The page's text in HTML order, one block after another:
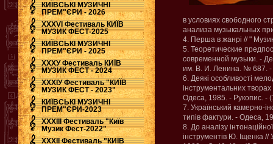
КИЇВСЬКІ МУЗИЧНІ
ПРЕМ"ЄРИ - 2026
ХХХVI Фестиваль КИЇВ
МУЗИК ФЕСТ-2025
КИЇВСЬКІ МУЗИЧНІ
ПРЕМ"ЄРИ - 2025
ХХХУ Фестиваль КИЇВ
МУЗИК ФЕСТ - 2024
ХХХІУ Фестиваль "КИЇВ
МУЗИК ФЕСТ - 2023"
КИЇВСЬКІ МУЗИЧНІ
ПРЕМ"ЄРИ-2023
ХХХІІІ Фестиваль "Київ
Музик Фест-2022"
ХХХІІ Фестиваль "КИЇВ
в условиях свободного
анализа музыкальных
4. Перша в жанрі // "
5. Теоретические
современной музыки. -
им. В. И. Ленина. № 687. -
6. Деякі особливості
інструментальних
Одеса, 1985. - Рукопис. -
7. Український камерно-
типів фактури. - Одеса,
8. До аналізу
інструментів Ю. Іщенка //